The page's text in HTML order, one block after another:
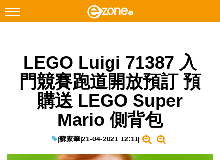
Facebook Instagram
科技焦點
EduTech
LEGO Luigi 71387 入
門競賽跑道開放預訂 預
購送 LEGO Super
Mario 側背包
|蘇家華|21-04-2021 12:11|